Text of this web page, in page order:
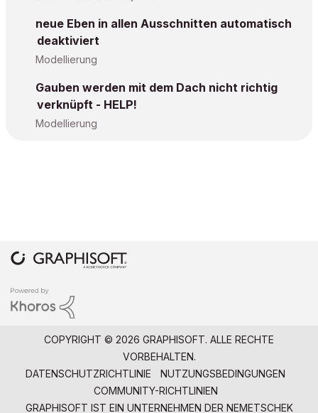
neue Eben in allen Ausschnitten automatisch
deaktiviert
Modellierung
Gauben werden mit dem Dach nicht richtig
verknüpft - HELP!
Modellierung
COPYRIGHT © 2026 GRAPHISOFT. ALLE RECHTE
VORBEHALTEN.
DATENSCHUTZRICHTLINIE
NUTZUNGSBEDINGUNGEN
COMMUNITY-RICHTLINIEN
GRAPHISOFT IST EIN UNTERNEHMEN DER NEMETSCHEK